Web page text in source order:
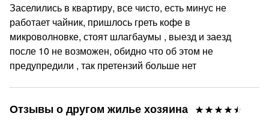
Заселились в квартиру, все чисто, есть минус не
работает чайник, пришлось греть кофе в
микроволновке, стоят шлагбаумы , выезд и заезд
после 10 не возможен, обидно что об этом не
предупредили , так претензий больше нет
Отзывы о другом жилье хозяина